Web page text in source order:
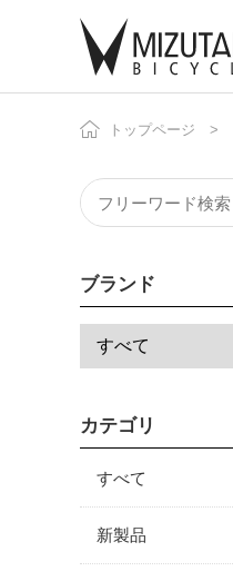
トップページ
ブランド
カテゴリ
すべて
新製品